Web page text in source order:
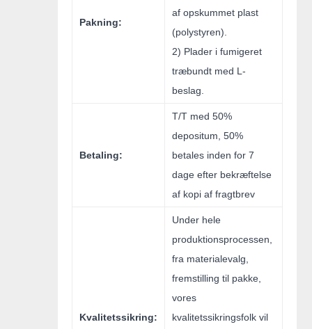
Pakning:
af opskummet plast
(polystyren).
2) Plader i fumigeret
træbundt med L-
beslag.
Betaling:
T/T med 50%
depositum, 50%
betales inden for 7
dage efter bekræftelse
af kopi af fragtbrev
Kvalitetssikring:
Under hele
produktionsprocessen,
fra materialevalg,
fremstilling til pakke,
vores
kvalitetssikringsfolk vil